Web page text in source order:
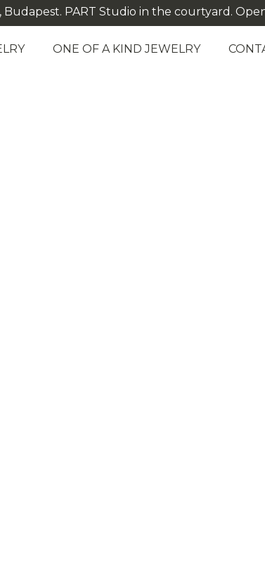
Budapest. PART Studio in the courtyard. Open:
ONE OF A KIND JEWELRY